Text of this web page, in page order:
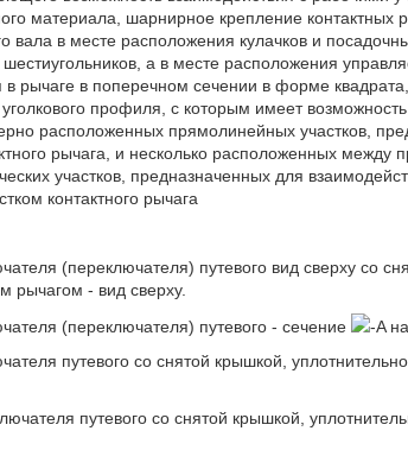
материала, шарнирное крепление контактных
вала в месте расположения кулачков и
а в месте расположения
в рычаге в поперечном сечении в форме
уголкового профиля, с которым имеет
расположенных прямолинейных участков,
рычага, и несколько расположенных между
участков, предназначенных для
контактного рычага
(переключателя) путевого вид сверху со
рычагом - вид сверху.
(переключателя) путевого - сечение
-A
путевого со снятой крышкой,
путевого со снятой крышкой,